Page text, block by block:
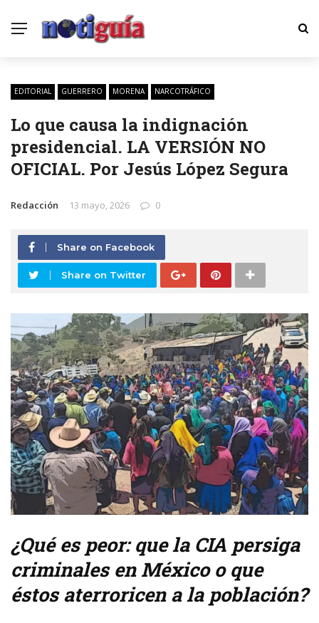
EDITORIAL GUERRERO MORENA NARCOTRÁFICO
Lo que causa la indignación
presidencial. LA VERSIÓN NO
OFICIAL. Por Jesús López Segura
Redacción 13 mayo, 2026 0
Share on Facebook
Share on Twitter
¿Qué es peor: que la CIA persiga
criminales en México o que
éstos aterroricen a la población?